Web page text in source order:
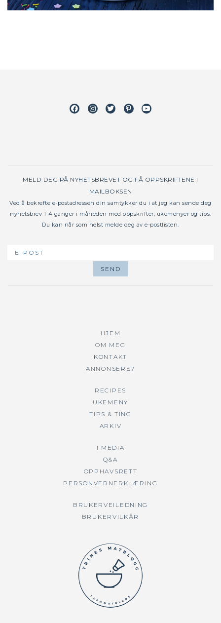
FacebookInstagram
TwitterPinterestYoutube
MELD DEG PÅ NYHETSBREVET OG FÅ OPPSKRIFTENE I
MAILBOKSEN
Ved å bekrefte e-postadressen din samtykker du i at jeg kan sende deg
nyhetsbrev 1-4 ganger i måneden med oppskrifter, ukemenyer og tips.
Du kan når som helst melde deg av e-postlisten.
HJEM
OM MEG
KONTAKT
ANNONSERE?
RECIPES
UKEMENY
TIPS & TING
ARKIV
I MEDIA
Q&A
OPPHAVSRETT
PERSONVERNERKLÆRING
BRUKERVEILEDNING
BRUKERVILKÅR